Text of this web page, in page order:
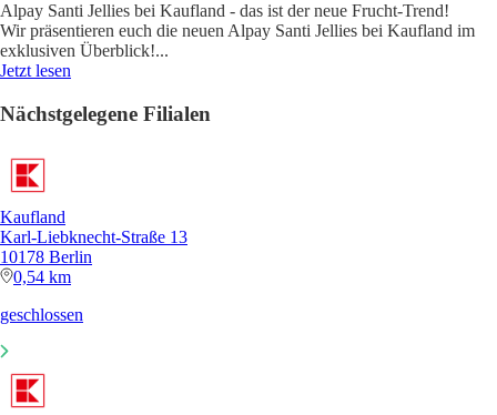
Alpay Santi Jellies bei Kaufland - das ist der neue Frucht-Trend!
Wir präsentieren euch die neuen Alpay Santi Jellies bei Kaufland im
exklusiven Überblick!...
Jetzt lesen
Nächstgelegene Filialen
Kaufland
Karl-Liebknecht-Straße 13
10178 Berlin
0,54 km
geschlossen